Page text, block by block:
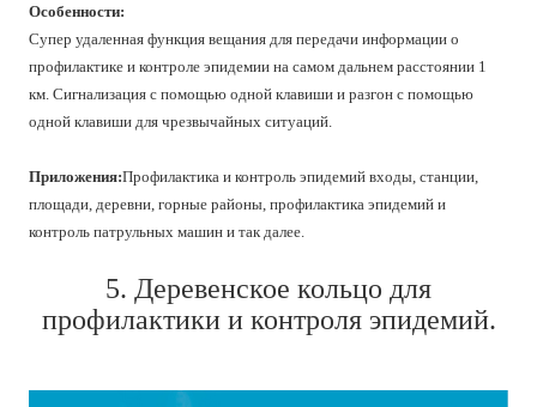
Особенности:
Супер удаленная функция вещания для передачи информации о
профилактике и контроле эпидемии на самом дальнем расстоянии 1
км. Сигнализация с помощью одной клавиши и разгон с помощью
одной клавиши для чрезвычайных ситуаций.
Приложения:Профилактика и контроль эпидемий входы, станции,
площади, деревни, горные районы, профилактика эпидемий и
контроль патрульных машин и так далее.
5. Деревенское кольцо для
профилактики и контроля эпидемий.